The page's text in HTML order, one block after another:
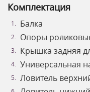
Комплектация
Балка
Опоры
Крышка задняя
Универсальная
Ловитель